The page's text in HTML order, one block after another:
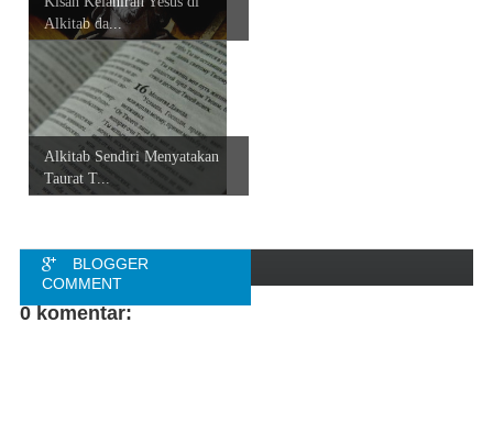
Alkitab da...
Alkitab Sendiri Menyatakan
Taurat T...
BLOGGER
COMMENT
0 komentar: